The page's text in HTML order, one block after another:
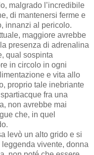
malgrado l’incredibile
di mantenersi ferme e
innanzi al pericolo.
maggiore avrebbe
presenza di adrenalina
qual sospinta
in circolo in ogni
e vita allo
proprio tale inebriante
fra una
non avrebbe mai
che, in quel
levò un alto grido e si
vivente, donna